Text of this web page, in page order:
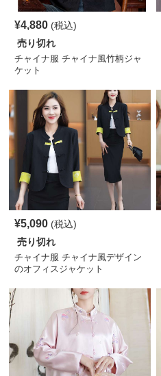
¥4,880 (税込)
売り切れ
チャイナ服 チャイナ風竹柄ジャ
ケット
¥5,090 (税込)
売り切れ
チャイナ服 チャイナ風デザイン
のオフィスジャケット